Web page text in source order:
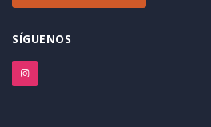
SÍGUENOS